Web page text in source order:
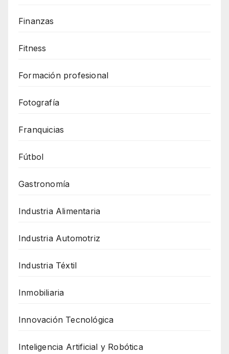
Finanzas
Fitness
Formación profesional
Fotografía
Franquicias
Fútbol
Gastronomía
Industria Alimentaria
Industria Automotriz
Industria Téxtil
Inmobiliaria
Innovación Tecnológica
Inteligencia Artificial y Robótica